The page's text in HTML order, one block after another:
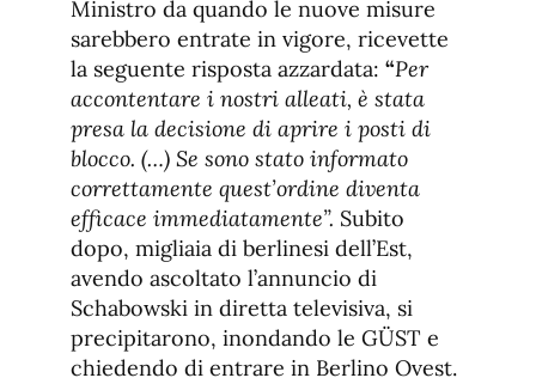
Ministro da quando le nuove misure
sarebbero entrate in vigore, ricevette
la seguente risposta azzardata: “Per
accontentare i nostri alleati, è stata
presa la decisione di aprire i posti di
blocco. (…) Se sono stato informato
correttamente quest’ordine diventa
efficace immediatamente”. Subito
dopo, migliaia di berlinesi dell’Est,
avendo ascoltato l’annuncio di
Schabowski in diretta televisiva, si
precipitarono, inondando le GÜST e
chiedendo di entrare in Berlino Ovest.